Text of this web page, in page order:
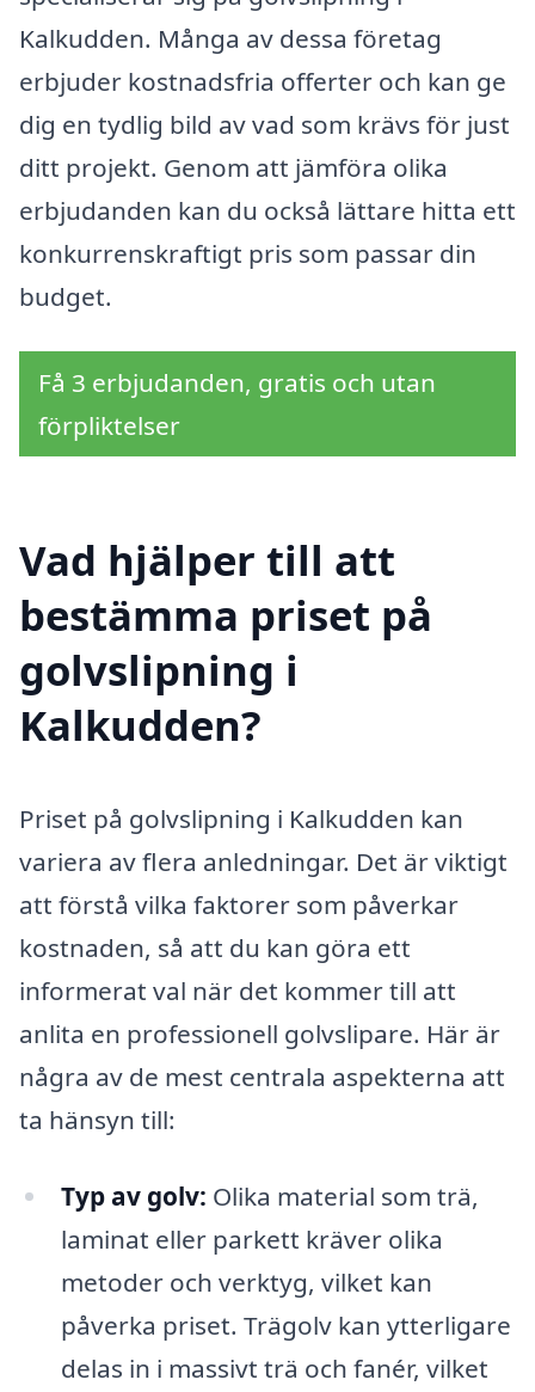
Kalkudden. Många av dessa företag
erbjuder kostnadsfria offerter och kan ge
dig en tydlig bild av vad som krävs för just
ditt projekt. Genom att jämföra olika
erbjudanden kan du också lättare hitta ett
konkurrenskraftigt pris som passar din
budget.
Få 3 erbjudanden, gratis och utan
förpliktelser
Vad hjälper till att
bestämma priset på
golvslipning i
Kalkudden?
Priset på golvslipning i Kalkudden kan
variera av flera anledningar. Det är viktigt
att förstå vilka faktorer som påverkar
kostnaden, så att du kan göra ett
informerat val när det kommer till att
anlita en professionell golvslipare. Här är
några av de mest centrala aspekterna att
ta hänsyn till:
Typ av golv: Olika material som trä,
laminat eller parkett kräver olika
metoder och verktyg, vilket kan
påverka priset. Trägolv kan ytterligare
delas in i massivt trä och fanér, vilket